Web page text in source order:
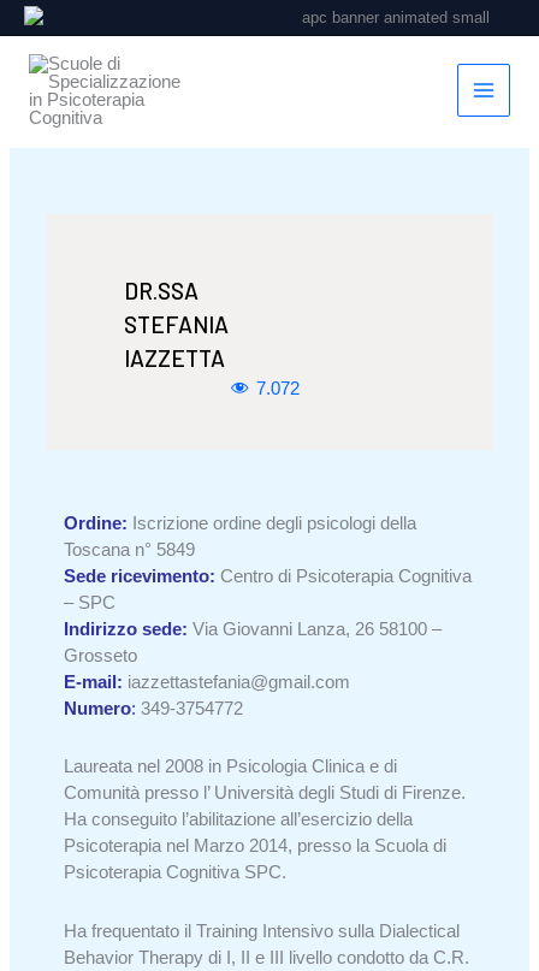
al
contenuto
DR.SSA
STEFANIA
IAZZETTA
7.072
Ordine: Iscrizione ordine degli psicologi della
Toscana n° 5849
Sede ricevimento:Centro di Psicoterapia Cognitiva
– SPC
Indirizzo sede: Via Giovanni Lanza, 26 58100 –
Grosseto
E-mail: iazzettastefania@gmail.com
Numero: 349-3754772
Laureata nel 2008 in Psicologia Clinica e di
Comunità presso l’ Università degli Studi di Firenze.
Ha conseguito l’abilitazione all’esercizio della
Psicoterapia nel Marzo 2014, presso la Scuola di
Psicoterapia Cognitiva SPC.
Ha frequentato il Training Intensivo sulla Dialectical
Behavior Therapy di I, II e III livello condotto da C.R.